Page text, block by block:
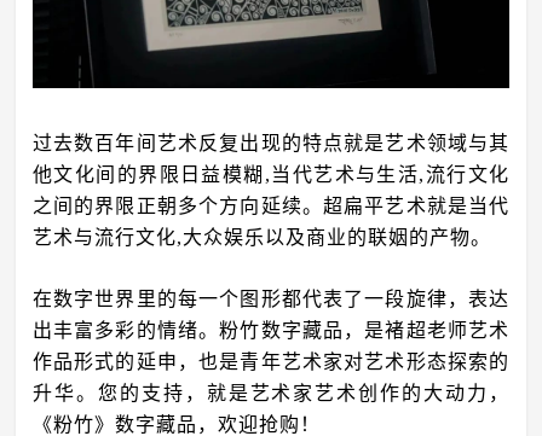
过去数百年间艺术反复出现的特点就是艺术领域与其
他文化间的界限日益模糊,当代艺术与生活,流行文化
之间的界限正朝多个方向延续。超扁平艺术就是当代
艺术与流行文化,大众娱乐以及商业的联姻的产物。
在数字世界里的每一个图形都代表了一段旋律，表达
出丰富多彩的情绪。粉竹数字藏品，是褚超老师艺术
作品形式的延申，也是青年艺术家对艺术形态探索的
升华。您的支持，就是艺术家艺术创作的大动力，
《粉竹》数字藏品，欢迎抢购！